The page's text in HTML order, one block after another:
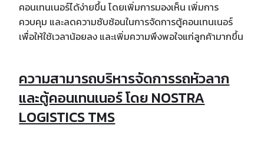
คอนเทนเนอร์ได้ง่ายขึ้น โดยเพิ่มการมองเห็น เพิ่มการ
ควบคุม และลดความซับซ้อนในการจัดการตู้คอนเทนเนอร์
เพื่อให้ใช้เวลาน้อยลง และเพิ่มความพึงพอใจแก่ลูกค้ามากขึ้น
ความสามารถบริหารจัดการรถหัวลาก
และตู้คอนเทนเนอร์ โดย NOSTRA
LOGISTICS TMS